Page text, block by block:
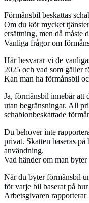
Förmånsbil beskattas
Om du kör mycket
ersättning, men då måste
Vanliga frågor om
Här besvarar vi de
2025 och vad som gäller
Kan man ha förmånsbil
Ja, förmånsbil innebär att
utan begränsningar. All
schablonbeskattade
Du behöver inte
privat. Skatten baseras
användning.
Vad händer om man
När du byter förmånsbil
för varje bil baserat på
Arbetsgivaren